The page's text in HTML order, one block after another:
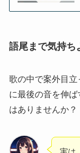
語尾まで気持ち
歌の中で案外目
に最後の音を伸
はありませんか？